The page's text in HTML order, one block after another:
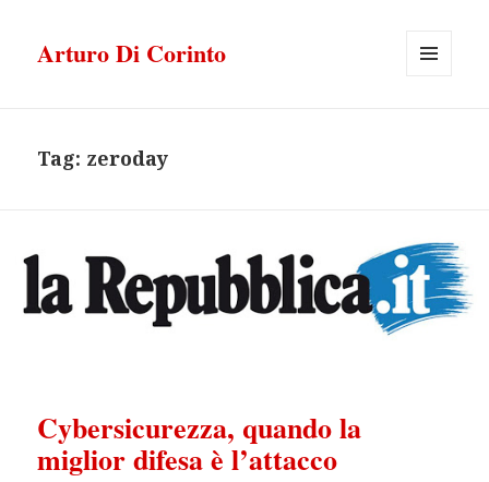
Arturo Di Corinto
Tag: zeroday
Cybersicurezza, quando la
miglior difesa è l’attacco